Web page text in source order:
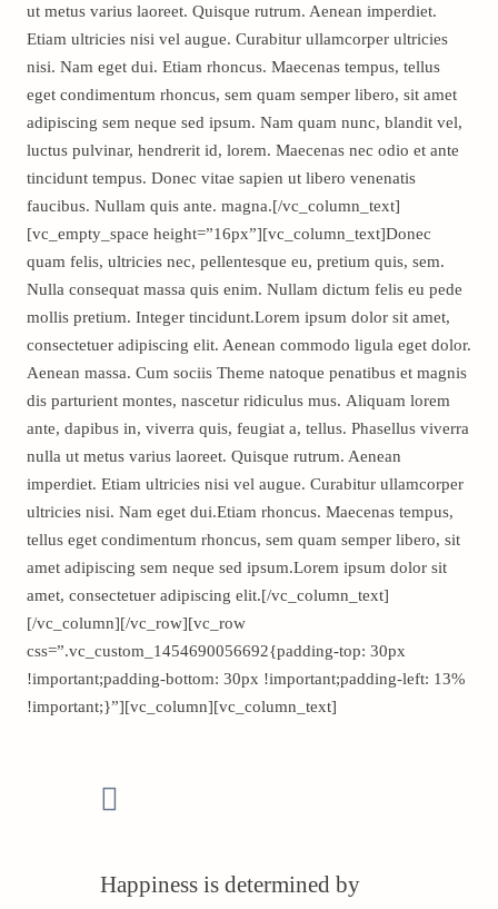
ut metus varius laoreet. Quisque rutrum. Aenean imperdiet.
Etiam ultricies nisi vel augue. Curabitur ullamcorper ultricies
nisi. Nam eget dui. Etiam rhoncus. Maecenas tempus, tellus
eget condimentum rhoncus, sem quam semper libero, sit amet
adipiscing sem neque sed ipsum. Nam quam nunc, blandit vel,
luctus pulvinar, hendrerit id, lorem. Maecenas nec odio et ante
tincidunt tempus. Donec vitae sapien ut libero venenatis
faucibus. Nullam quis ante. magna.[/vc_column_text]
[vc_empty_space height=”16px”][vc_column_text]Donec
quam felis, ultricies nec, pellentesque eu, pretium quis, sem.
Nulla consequat massa quis enim. Nullam dictum felis eu pede
mollis pretium. Integer tincidunt.Lorem ipsum dolor sit amet,
consectetuer adipiscing elit. Aenean commodo ligula eget dolor.
Aenean massa. Cum sociis Theme natoque penatibus et magnis
dis parturient montes, nascetur ridiculus mus. Aliquam lorem
ante, dapibus in, viverra quis, feugiat a, tellus. Phasellus viverra
nulla ut metus varius laoreet. Quisque rutrum. Aenean
imperdiet. Etiam ultricies nisi vel augue. Curabitur ullamcorper
ultricies nisi. Nam eget dui.Etiam rhoncus. Maecenas tempus,
tellus eget condimentum rhoncus, sem quam semper libero, sit
amet adipiscing sem neque sed ipsum.Lorem ipsum dolor sit
amet, consectetuer adipiscing elit.[/vc_column_text]
[/vc_column][/vc_row][vc_row
css=”.vc_custom_1454690056692{padding-top: 30px
!important;padding-bottom: 30px !important;padding-left: 13%
!important;}”][vc_column][vc_column_text]
Happiness is determined by